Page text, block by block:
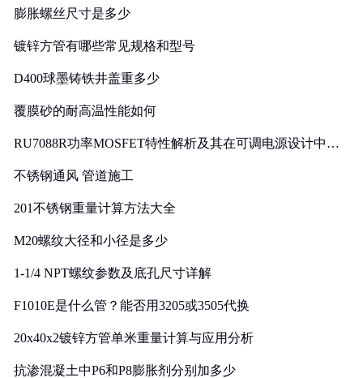
膨胀螺丝尺寸是多少
镀锌方管有哪些常见规格和型号
D400球墨铸铁井盖重多少
覆膜砂的耐高温性能如何
RU7088R功率MOSFET特性解析及其在可调电源设计中的
不锈钢通风 管道施工
201不锈钢重量计算方法大全
M20螺纹大径和小径是多少
1-1/4 NPT螺纹参数及底孔尺寸详解
F1010E是什么管？能否用3205或3505代换
20x40x2镀锌方管单米重量计算与应用分析
抗渗混凝土中P6和P8膨胀剂分别加多少